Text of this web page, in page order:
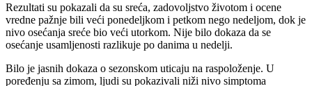
Rezultati su pokazali da su sreća, zadovoljstvo životom i ocene
vredne pažnje bili veći ponedeljkom i petkom nego nedeljom, dok je
nivo osećanja sreće bio veći utorkom. Nije bilo dokaza da se
osećanje usamljenosti razlikuje po danima u nedelji.
Bilo je jasnih dokaza o sezonskom uticaju na raspoloženje. U
poređenju sa zimom, ljudi su pokazivali niži nivo simptoma